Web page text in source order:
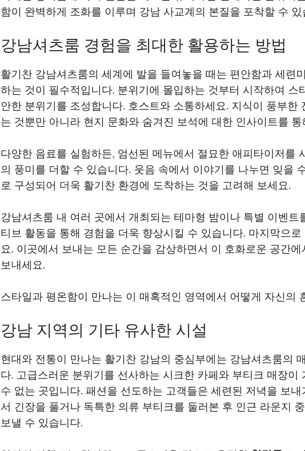
함이 완벽하게 조화를 이루며 강남 사교계의 본질을 포착할 수 있
강남셔츠룸 경험을 최대한 활용하는 방법
활기찬 강남셔츠룸의 세계에 발을 들여놓을 때는 편안함과 세련
하는 것이 필수적입니다. 분위기에 몰입하는 것부터 시작하여 스
안한 분위기를 조성합니다. 호스트와 소통하세요. 지식이 풍부한
는 것뿐만 아니라 현지 문화와 숨겨진 보석에 대한 인사이트를
다양한 음료를 실험하든, 엄선된 메뉴에서 절묘한 애피타이저를
의 풍미를 더할 수 있습니다. 웃음 속에서 이야기를 나누면 잊을
로 구성되어 더욱 활기찬 환경에 도착하는 것을 고려해 보세요.
강남셔츠룸 내 여러 곳에서 개최되는 테마형 밤이나 특별 이벤트
티브 활동을 통해 경험을 더욱 향상시킬 수 있습니다. 마지막으
요. 이곳에서 보내는 모든 순간을 감상하면서 이 호화로운 공간
보내세요.
스타일과 평온함이 만나는 이 매혹적인 영역에서 어떻게 자신의
강남 지역의 기타 유사한 시설
현대와 전통이 만나는 활기찬 강남의 중심부에는 강남셔츠룸의
다. 고급스러운 분위기를 선사하는 시크한 카페와 부티크 매장이
수 없는 곳입니다. 패션을 선도하는 고객들은 세련된 저녁을 보
서 긴장을 풀거나 독특한 의류 부티크를 둘러본 후 인근 라운지
보낼 수 있습니다.